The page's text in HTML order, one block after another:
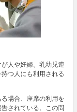
人や妊婦、乳幼児連
つ人にも利用される
場合、座席の利用を
されている。この問